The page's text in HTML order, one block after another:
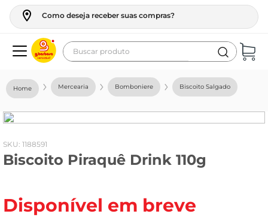
Como deseja receber suas compras?
Buscar produto
Mercearia Bomboniere Biscoito Salgado
: 1188591
Biscoito Piraquê Drink 110g
Disponível em breve
geladeira
fogao
café
frango